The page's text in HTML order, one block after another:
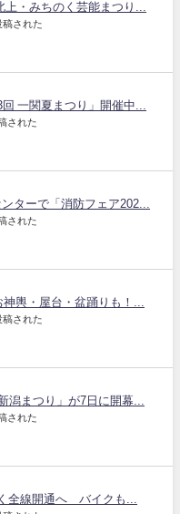
・みちのく芸能まつり...
稿された
一関夏まつり」開催中...
された
ターで「消防フェア202...
された
輿・屋台・盆踊りも！...
稿された
潟まつり」が7日に開幕...
された
全線開通へ バイクも...